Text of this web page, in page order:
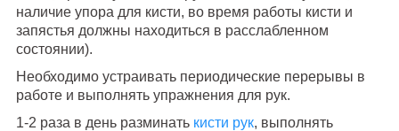
наличие упора для кисти, во время работы кисти и
запястья должны находиться в расслабленном
состоянии).
Необходимо устраивать периодические перерывы в
работе и выполнять упражнения для рук.
1-2 раза в день разминать кисти рук, выполнять